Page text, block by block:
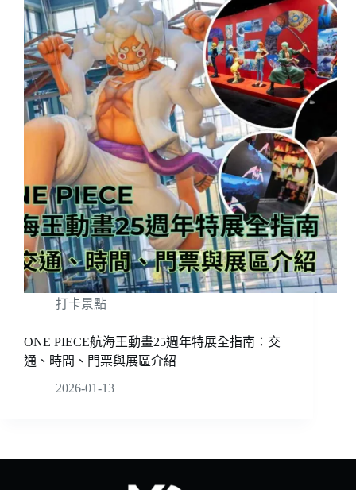
打卡景點
ONE PIECE航海王動畫25週年特展全指南：交
通、時間、門票與展區介紹
2026-01-13